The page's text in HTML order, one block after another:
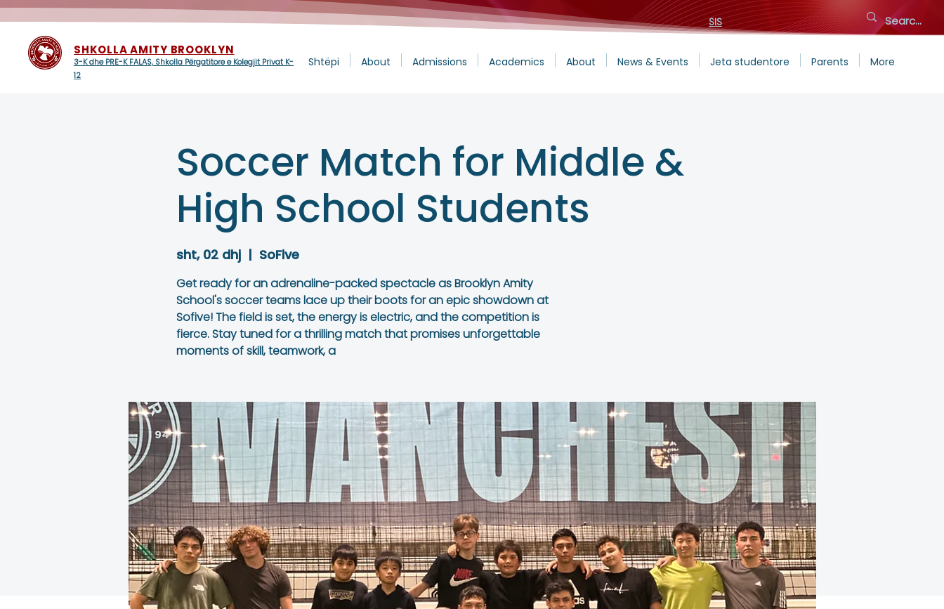
SIS
SHKOLLA AMITY BROOKLYN
3-K dhe PRE-K FALAS, Shkolla Përgatitore e Kolegjit Privat K-
12
Shtëpi About Admissions Academics About News & Events Jeta studentore Parents More
Soccer Match for Middle &
High School Students
sht, 02 dhj
  |
SoFive
Get ready for an adrenaline-packed spectacle as Brooklyn Amity
School's soccer teams lace up their boots for an epic showdown at
Sofive! The field is set, the energy is electric, and the competition is
fierce. Stay tuned for a thrilling match that promises unforgettable
moments of skill, teamwork, a